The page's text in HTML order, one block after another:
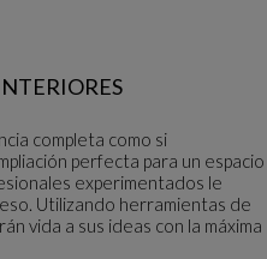
completa como si
perfecta para un espacio
experimentados le
Utilizando herramientas de
vida a sus ideas con la máxima